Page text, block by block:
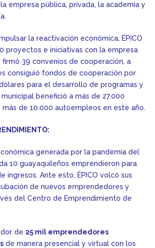
empresa pública, privada, la academia y
la reactivación económica, ÉPICO
proyectos e iniciativas con la empresa
39 convenios de cooperación, a
consiguió fondos de cooperación por
para el desarrollo de programas y
benefició a más de 27.000
de 10.000 autoempleos en este año.
generada por la pandemia del
10 guayaquileños emprendieron para
ingresos. Ante esto, ÉPICO volcó sus
de nuevos emprendedores y
del Centro de Emprendimiento de
de 25 mil emprendedores
de manera presencial y virtual con los